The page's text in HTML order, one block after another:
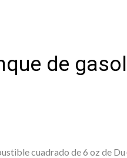
de
cuadrado de 6 oz de